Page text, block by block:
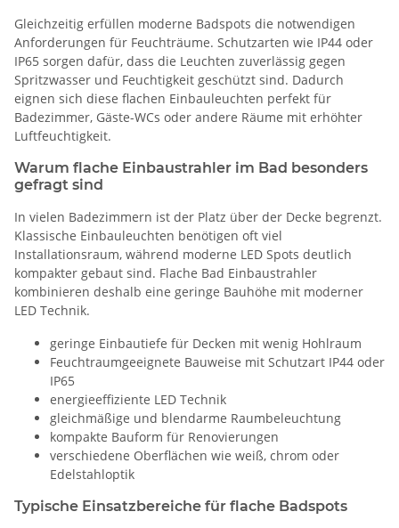
Gleichzeitig erfüllen moderne Badspots die notwendigen
Anforderungen für Feuchträume. Schutzarten wie IP44 oder
IP65 sorgen dafür, dass die Leuchten zuverlässig gegen
Spritzwasser und Feuchtigkeit geschützt sind. Dadurch
eignen sich diese flachen Einbauleuchten perfekt für
Badezimmer, Gäste-WCs oder andere Räume mit erhöhter
Luftfeuchtigkeit.
Warum flache Einbaustrahler im Bad besonders
gefragt sind
In vielen Badezimmern ist der Platz über der Decke begrenzt.
Klassische Einbauleuchten benötigen oft viel
Installationsraum, während moderne LED Spots deutlich
kompakter gebaut sind. Flache Bad Einbaustrahler
kombinieren deshalb eine geringe Bauhöhe mit moderner
LED Technik.
geringe Einbautiefe für Decken mit wenig Hohlraum
Feuchtraumgeeignete Bauweise mit Schutzart IP44 oder
IP65
energieeffiziente LED Technik
gleichmäßige und blendarme Raumbeleuchtung
kompakte Bauform für Renovierungen
verschiedene Oberflächen wie weiß, chrom oder
Edelstahloptik
Typische Einsatzbereiche für flache Badspots